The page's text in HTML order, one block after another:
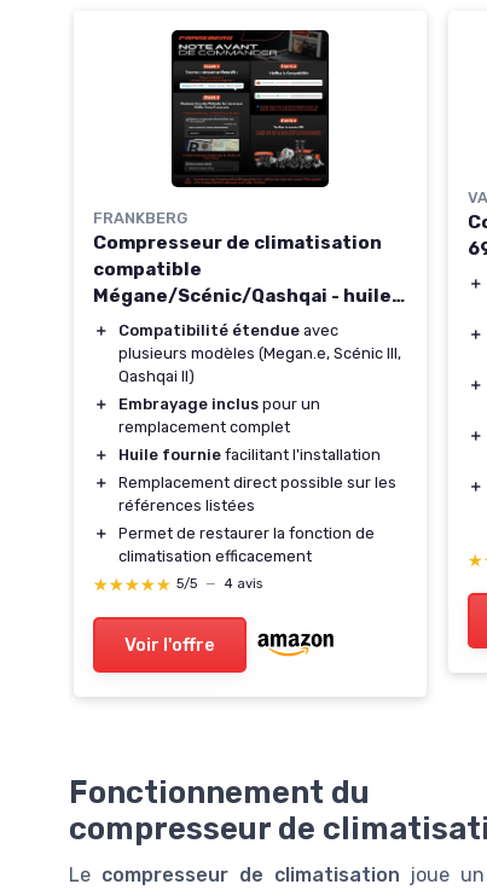
FRANKBERG
Compresseur de climatisation
compatible
Mégane/Scénic/Qashqai - huile
incluse
＋ Compatibilité étendue avec
plusieurs modèles (Megan.e, Scénic III,
Qashqai II)
＋
Embrayage inclus pour un
remplacement complet
＋
Huile fournie facilitant l'installation
＋
Remplacement direct possible sur les
références listées
＋
Permet de restaurer la fonction de
climatisation efficacement
★★★★★
★★★★★ 5/5 — 4 avis
Voir l'offre
＋
＋
＋
＋
＋
Fonctionnement du
compresseur de
Le compresseur de climatisation joue